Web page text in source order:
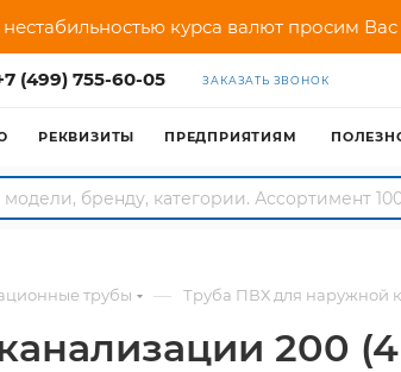
курса валют просим
(499) 755-60-05 ЗАКАЗАТЬ ЗВОНОК
РЕКВИЗИТЫ ПРЕДПРИЯТИЯМ
трубы — Труба ПВХ для наружной
200